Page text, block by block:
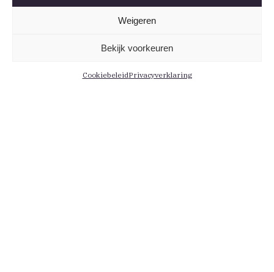
Weigeren
Bekijk voorkeuren
CookiebeleidPrivacyverklaring